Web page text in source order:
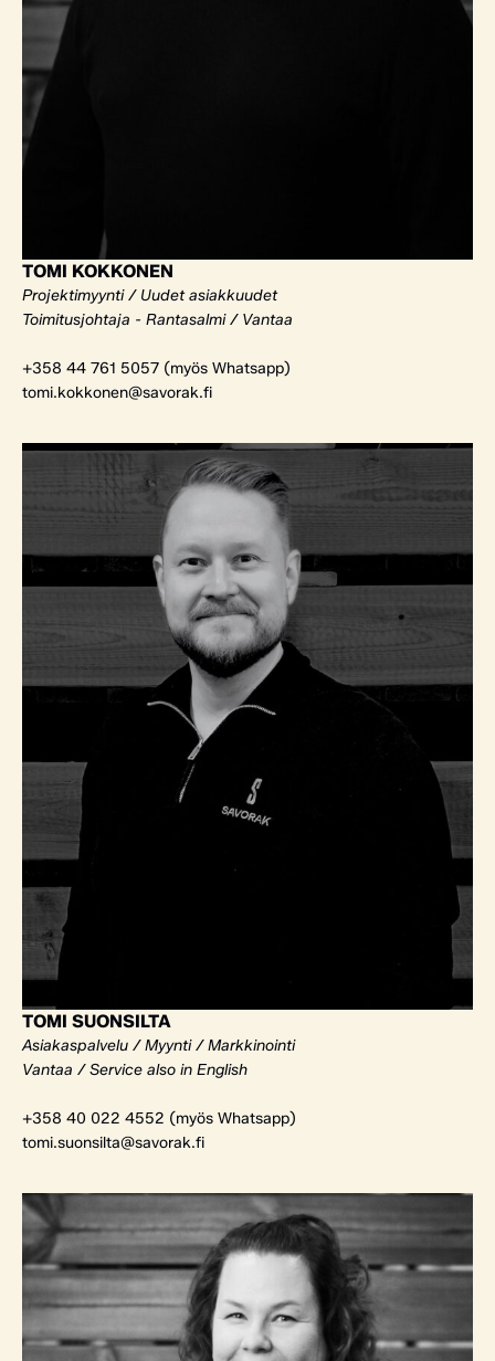
TOMI KOKKONEN
Projektimyynti / Uudet asiakkuudet
Toimitusjohtaja - Rantasalmi / Vantaa
+358 44 761 5057 (myös Whatsapp)
tomi.kokkonen@savorak.fi
TOMI SUONSILTA
Asiakaspalvelu / Myynti / Markkinointi
Vantaa / Service also in English
+358 40 022 4552 (myös Whatsapp)
tomi.suonsilta@savorak.fi